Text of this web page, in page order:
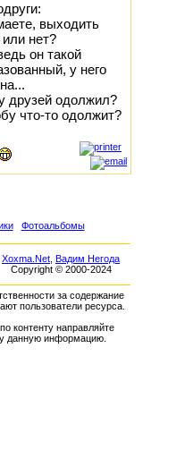
выходить
нет?
он такой
у него
друзей одолжил?
что-то одолжит?
Фотоальбомы
Xoxma.Net Вадим Негода
Copyright © 2000-2024
за содержание
пользователи ресурса.
контенту направляйте
данную информацию.